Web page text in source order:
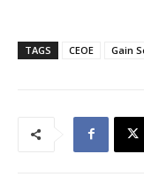
TAGS CEOE Gain